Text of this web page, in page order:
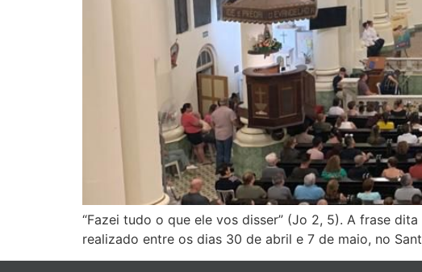
“Fazei tudo o que ele vos disser” (Jo 2, 5). A frase
realizado entre os dias 30 de abril e 7 de maio, no